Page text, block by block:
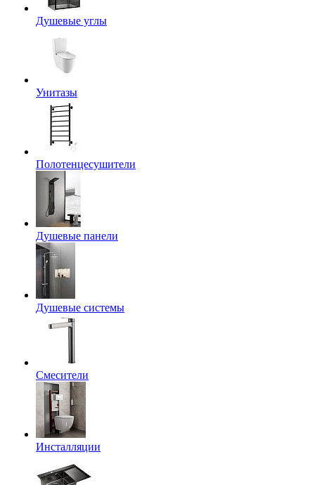
Душевые углы
Унитазы
Полотенцесушители
Душевые панели
Душевые системы
Смесители
Инсталляции